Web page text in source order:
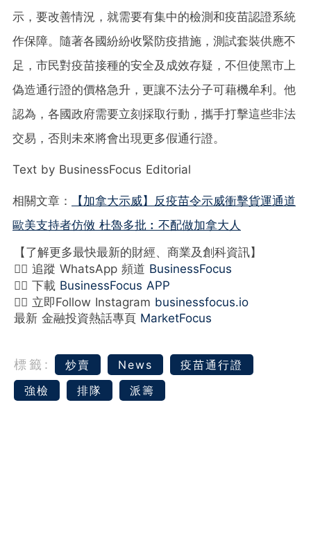
示，要改善情況，就需要有集中的檢測和疫苗認證系統
作保障。隨著各國紛紛收緊防疫措施，測試套裝供應不
足，市民對疫苗接種的安全及成效存疑，不但使黑市上
偽造通行證的價格急升，更讓不法分子可藉機牟利。他
認為，各國政府需要立刻採取行動，攜手打擊這些非法
交易，否則未來將會出現更多假通行證。
Text by BusinessFocus Editorial
相關文章：
【加拿大示威】反疫苗令示威衝擊貨運通道
歐美支持者仿傚 杜魯多批︰不配做加拿大人
【了解更多最快最新的財經、商業及創科資訊】
👉🏻 追蹤 WhatsApp 頻道 BusinessFocus
👉🏻 下載 BusinessFocus APP
👉🏻 立即Follow Instagram businessfocus.io
最新 金融投資熱話專頁 MarketFocus
標籤: 炒賣 News
疫苗通行證
強檢
排隊 派籌